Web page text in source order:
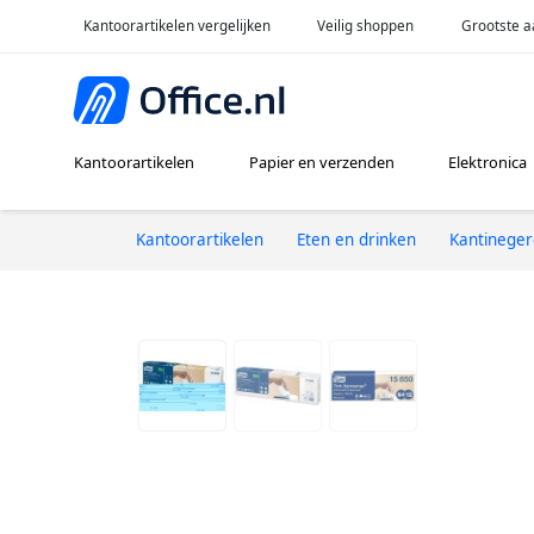
Kantoorartikelen vergelijken Veilig shoppen Grootste
Kantoorartikelen Papier en verzenden Elektronica
Kantoorartikelen Eten en drinken